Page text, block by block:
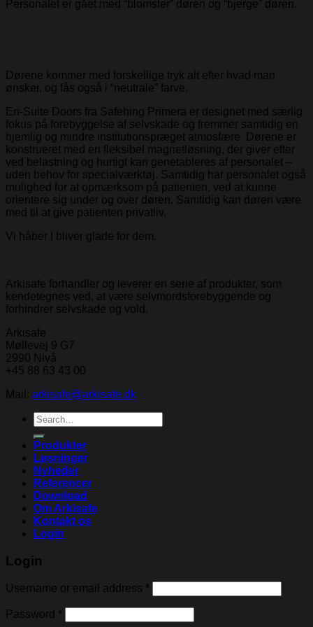
Personalet er gået med “blomster” døren og “bjerge” døren.
Dørene kommer med forskellige tryk alt efter hvad man
ønsker, og fås også i “neutrale” farve.
En-Suite Doors fra Safehing Primera er designet med særlig
fokus på forebyggelse af selvskade og fremmer samtidig en
hjemlig og mindre institutionspræget atmosfære. Dørene er
konstrueret med en fleksibel magnetløsning, der giver efter
ved belastning og hurtigt kan genetableres af personalet –
uden behov for specialværktøj. Samtidig har personalet også
mulighed for at opmærksom på patienten, ved at kunne
orientere sig under og over døren. Samtidig kan døren være
med til at give patienten privatliv.
Vi håber I bliver glade for dem.
Arkisafe forhandler og leverer en serie af produkter, som
kendetegnes ved, at være selvmordsforebyggende og
forhindrer selvskade og vold.
Arkisafe
Møllevej 9 G7
2990 Nivå
+45 88 63 43 00
Mail: arkisafe@arkisafe.dk
Search
for:
Produkter
Løsninger
Nyheder
Referencer
Download
Om Arkisafe
Kontakt os
Login
Login
Username or email address *
Password *